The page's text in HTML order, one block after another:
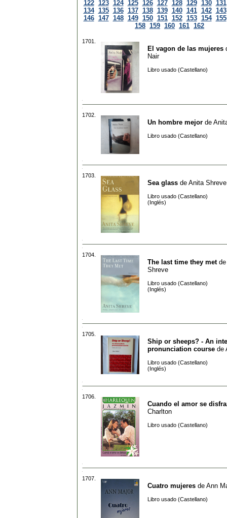
122 123 124 125 126 127 128 129 130 131
134 135 136 137 138 139 140 141 142 143
146 147 148 149 150 151 152 153 154 155
158 159 160 161 162
1701.
El vagon de las mujeres
Nair
Libro usado (Castellano)
1702.
Un hombre mejor de
Libro usado (Castellano)
1703.
Sea glass de Anita Shreve
Libro usado (Castellano)
(Inglés)
1704.
The last time they metde
Shreve
Libro usado (Castellano)
(Inglés)
1705.
Ship or sheeps? - An
pronunciation course de
Libro usado (Castellano)
(Inglés)
1706.
Cuando el amor se
Charlton
Libro usado (Castellano)
1707.
Cuatro mujeres de Ann
Libro usado (Castellano)